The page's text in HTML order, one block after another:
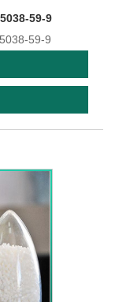
59-9
59-9